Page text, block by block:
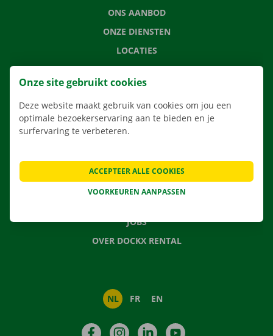
ONS AANBOD
ONZE DIENSTEN
LOCATIES
APP
VERHUISOPLOSSINGEN
VEELGESTELDE VRAGEN
NIEUWS
JOBS
OVER DOCKX RENTAL
NL FR EN
FacebookInstagramLinkedIn
Onze site gebruikt cookies
Deze website maakt gebruik van cookies om jou een
optimale bezoekerservaring aan te bieden en je
surfervaring te verbeteren.
VOORKEUREN AANPASSEN
ACCEPTEER ALLE COOKIES